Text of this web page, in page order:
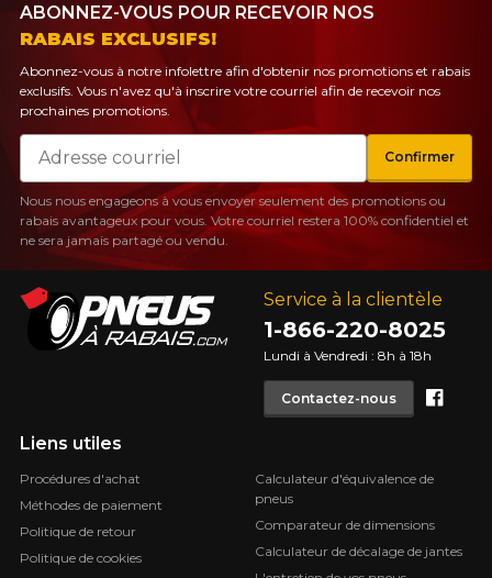
Service à la clientèle
1-866-220-8025
Lundi à Vendredi : 8h à 18h
Contactez-nous
Liens utiles
Procédures d'achat
Méthodes de paiement
Politique de retour
Politique de cookies
Calculateur d'équivalence de
pneus
Comparateur de dimensions
Calculateur de décalage de jantes
ABONNEZ-VOUS POUR RECEVOIR NOS
RABAIS EXCLUSIFS!
Abonnez-vous à notre infolettre afin d'obtenir nos promotions et rabais
exclusifs. Vous n'avez qu'à inscrire votre courriel afin de recevoir nos
prochaines promotions.
Courriel
Confirmer
Nous nous engageons à vous envoyer seulement des promotions ou
rabais avantageux pour vous. Votre courriel restera 100% confidentiel et
ne sera jamais partagé ou vendu.